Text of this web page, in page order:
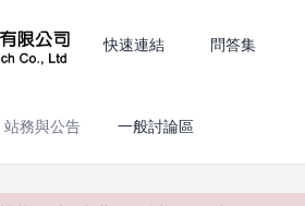
快速連結 問答集
站務與公告 一般討論區